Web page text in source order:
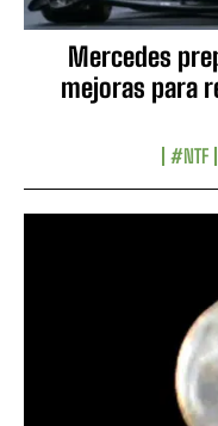
Mercedes
mejoras para
#NTF